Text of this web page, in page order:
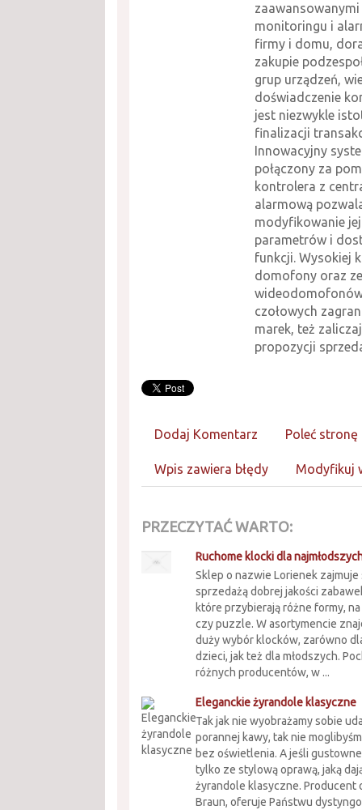
monitoringu i
firmy i domu,
zakupie
grup urządzeń,
doświadczenie
jest niezwykle
finalizacji
Innowacyjny
połączony za
kontrolera z
alarmową
modyfikowanie jej
parametrów i
funkcji. Wysokiej
domofony oraz
czołowych
marek, też
propozycji
Dodaj Komentarz Poleć stronę
Wpis zawiera błędy Modyfikuj
PRZECZYTAĆ WARTO:
Ruchome klocki dla
Sklep o nazwie Lorienek
sprzedażą dobrej jakości
które przybierają różne formy,
czy puzzle. W asortymencie
duży wybór klocków, zarówno
dzieci, jak też dla młodszych.
różnych producentów, w ...
Eleganckie żyrandole klasyczne
Tak jak nie wyobrażamy sobie
porannej kawy, tak nie
bez oświetlenia. A jeśli
tylko ze stylową oprawą, jaką
żyrandole klasyczne. Producent
Braun, oferuje Państwu